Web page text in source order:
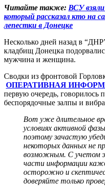
Читайте также: ВСУ
который рассказал кто на
лепестки в Донецке
Несколько дней назад в
кладбищ Донецка
мужчина и женщина.
Сводки из фронтовой
ОПЕРАТИВНАЯ
первую очередь, говорилось
беспорядочные залпы и
Вот уже длительное
условиях активной
поэтому зачастую
некоторых данных не
возможным. С учетом
части информации
осторожно и
доверяйте только